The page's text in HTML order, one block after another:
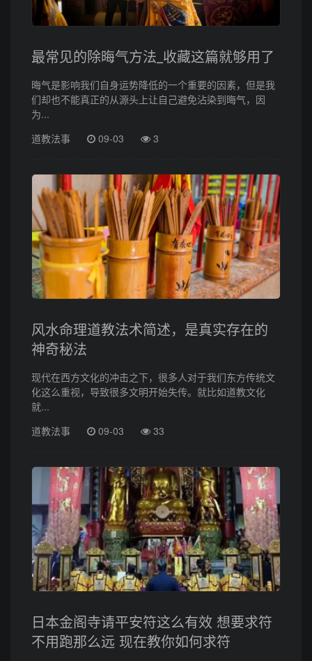
最常见的除晦气方法_收藏这篇就够用了
晦气是影响我们自身运势降低的一个重要的因素，但是我
们却也不能真正的从源头上让自己避免沾染到晦气，因
为...
道教法事
09-03 3
风水命理道教法术简述，是真实存在的
神奇秘法
现代在西方文化的冲击之下，很多人对于我们东方传统文
化这么重视，导致很多文明开始失传。就比如道教文化
就...
道教法事
09-03 33
日本金阁寺请平安符这么有效 想要求符
不用跑那么远 现在教你如何求符